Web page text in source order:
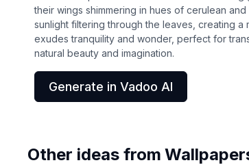
their wings shimmering in hues of cerulean
sunlight filtering through the leaves, creating
exudes tranquility and wonder, perfect for
natural beauty and imagination.
Generate in Vadoo AI
Other ideas from